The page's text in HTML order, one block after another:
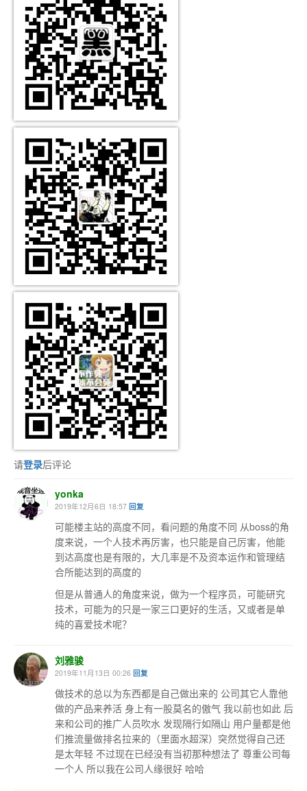
请登录后评论
yonka
2019年12月6日 18:57 回复
可能楼主站的高度不同，看问题的角度不同 从boss的角
度来说，一个人技术再厉害，也只能是自己厉害，他能
到达高度也是有限的，大几率是不及资本运作和管理结
合所能达到的高度的
但是从普通人的角度来说，做为一个程序员，可能研究
技术，可能为的只是一家三口更好的生活，又或者是单
纯的喜爱技术呢？
刘雅骏
2019年11月13日 00:26 回复
做技术的总以为东西都是自己做出来的 公司其它人靠他
做的产品来养活 身上有一股莫名的傲气 我以前也如此 后
来和公司的推广人员吹水 发现隔行如隔山 用户量都是他
们推流量做排名拉来的（里面水超深）突然觉得自己还
是太年轻 不过现在已经没有当初那种想法了 尊重公司每
一个人 所以我在公司人缘很好 哈哈